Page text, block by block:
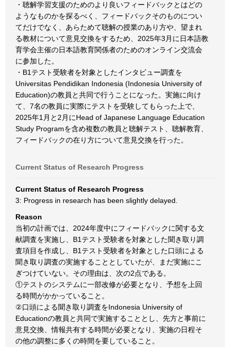
・聴解学習支援のためのより良いフィードバックとはどの
ようなものかを探るべく、フィードバックそのものについ
てだけでなく、あらためて聴解の授業のあり方や、望まれ
る教材について意見交換をするため、2025年3月に日本語教
育学会主催の日本語教育関係者のためのオンライン交流会
に参加した。
・B1テスト受験者を対象としたインタビュー調査を
Universitas Pendidikan Indonesia (Indonesia University of
Education)の教員と共同で行うことになった。実施に向け
て、7名の教員に実際にテストを受験してもらった上で、
2025年1月と2月にHead of Japanese Language Education
Study Programを含め複数の教員と聴解テスト、聴解教育、
フィードバックの在り方について意見交換を行った。
Current Status of Research Progress
Current Status of Research Progress
3: Progress in research has been slightly delayed.
Reason
当初の計画では、2024年度中にフィードバックに関する文
献調査を実施し、B1テスト受験者を対象とした聞き取り調
査項目を作成し、B1テスト受験者を対象とした口頭による
聞き取り調査の実施することとしていたが、まだ実施にこ
ぎつけていない。その理由は、次の2点である。
①テストのシステムに一部改修が必要となり、予想を上回
る時間がかかっていること。
②口頭による聞き取り調査をIndonesia University of
Educationの教員と共同で実施することとし、先方と事前に
意見交換、情報共有する時間が必要となり、実施の日程そ
の他の調整に多くの時間を要していること。